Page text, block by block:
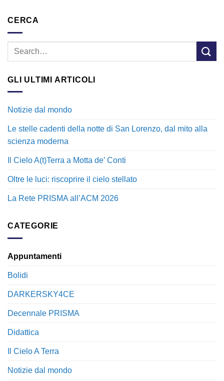
CERCA
GLI ULTIMI ARTICOLI
Notizie dal mondo
Le stelle cadenti della notte di San Lorenzo, dal mito alla
scienza moderna
Il Cielo A(t)Terra a Motta de’ Conti
Oltre le luci: riscoprire il cielo stellato
La Rete PRISMA all’ACM 2026
CATEGORIE
Appuntamenti
Bolidi
DARKERSKY4CE
Decennale PRISMA
Didattica
Il Cielo A Terra
Notizie dal mondo